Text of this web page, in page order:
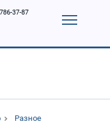
0)
Услуги
37-87
Разное